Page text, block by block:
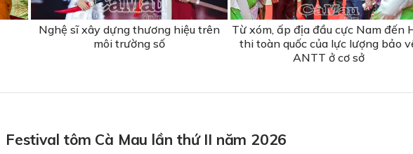
Nghệ sĩ xây dựng thương hiệu trên
môi trường số
Từ xóm, ấp địa đầu cực Nam đến
thi toàn quốc của lực lượng bảo
ANTT ở cơ sở
Festival tôm Cà Mau lần thứ II năm 2026